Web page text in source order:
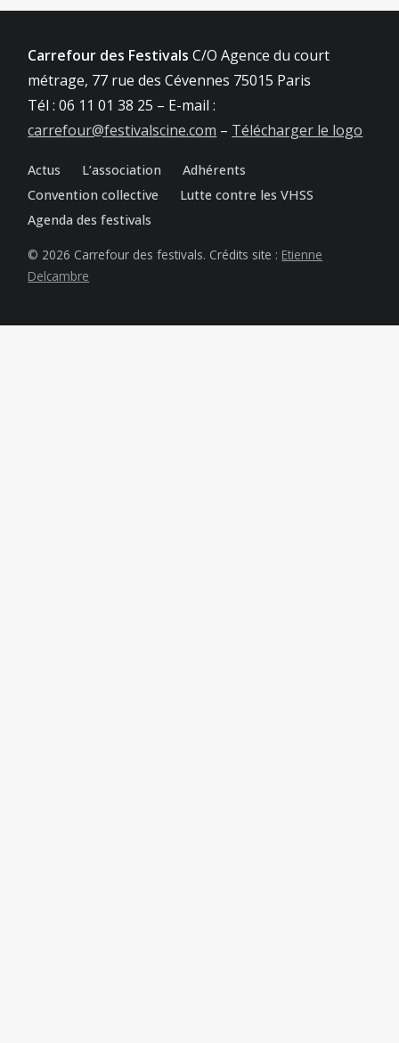
Carrefour des Festivals C/O Agence du court
métrage, 77 rue des Cévennes 75015 Paris
Tél : 06 11 01 38 25 – E-mail :
carrefour@festivalscine.com – Télécharger le logo
Actus L’association
Adhérents
Convention collective
Lutte contre les VHSS
Agenda des festivals
© 2026 Carrefour des festivals. Crédits site : Etienne
Delcambre